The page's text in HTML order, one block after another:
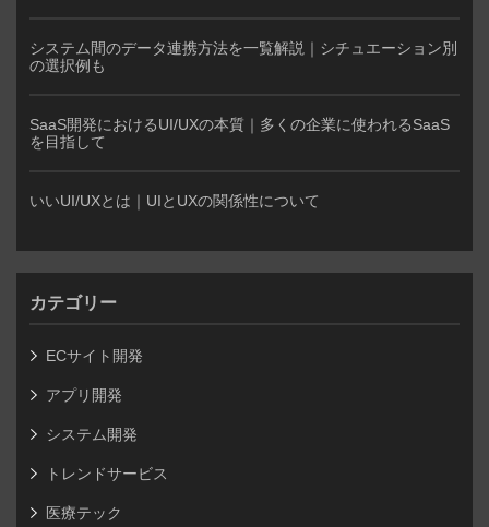
システム間のデータ連携方法を一覧解説｜シチュエーション別
の選択例も
SaaS開発におけるUI/UXの本質｜多くの企業に使われるSaaS
を目指して
いいUI/UXとは｜UIとUXの関係性について
カテゴリー
ECサイト開発
アプリ開発
システム開発
トレンドサービス
医療テック